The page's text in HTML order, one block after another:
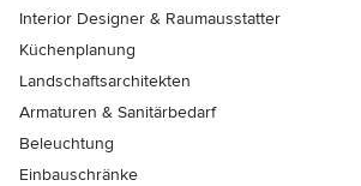
Interior Designer & Raumausstatter
Küchenplanung
Landschaftsarchitekten
Armaturen & Sanitärbedarf
Beleuchtung
Einbauschränke